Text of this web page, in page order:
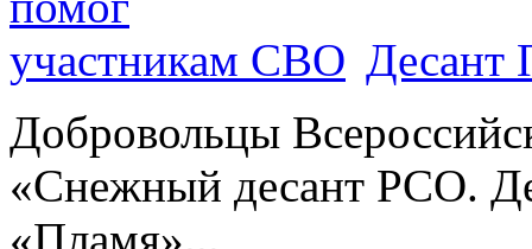
Десант
Добровольцы
«Снежный десант РСО.
«Пламя»...